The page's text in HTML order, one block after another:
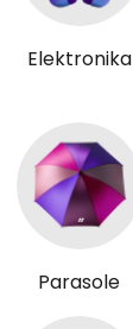
Elektronika
Parasole